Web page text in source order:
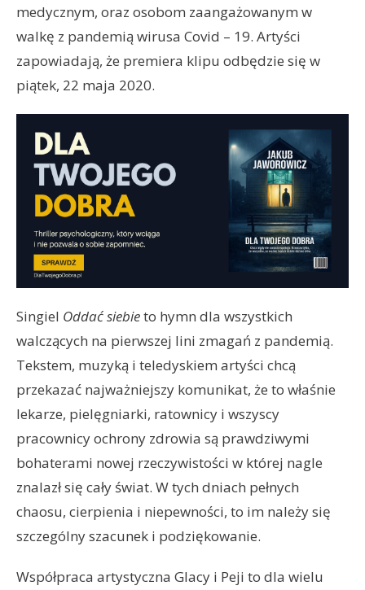
medycznym, oraz osobom zaangażowanym w
walkę z pandemią wirusa Covid – 19. Artyści
zapowiadają, że premiera klipu odbędzie się w
piątek, 22 maja 2020.
Singiel Oddać siebieto hymn dla wszystkich
walczących na pierwszej lini zmagań z pandemią.
Tekstem, muzyką i teledyskiem artyści chcą
przekazać najważniejszy komunikat, że to właśnie
lekarze, pielęgniarki, ratownicy i wszyscy
pracownicy ochrony zdrowia są prawdziwymi
bohaterami nowej rzeczywistości w której nagle
znalazł się cały świat. W tych dniach pełnych
chaosu, cierpienia i niepewności, to im należy się
szczególny szacunek i podziękowanie.
Współpraca artystyczna Glacy i Peji to dla wielu